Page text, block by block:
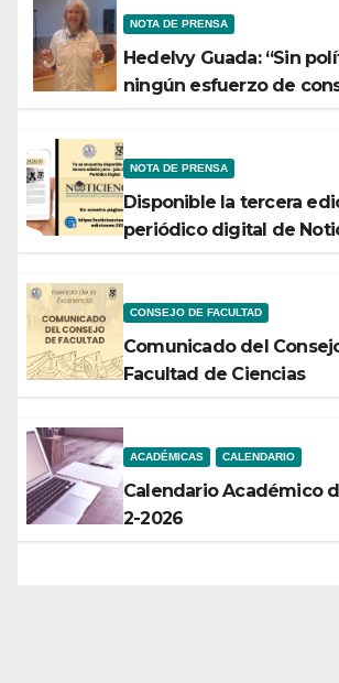
NOTA DE PRENSA
Hedelvy Guada: “Sin
ningún esfuerzo de
NOTA DE PRENSA
Disponible la tercera
periódico digital de
CONSEJO DE FACULTAD
Comunicado del
Facultad de Ciencias
ACADÉMICAS CALENDARIO
Calendario Académico
2-2026